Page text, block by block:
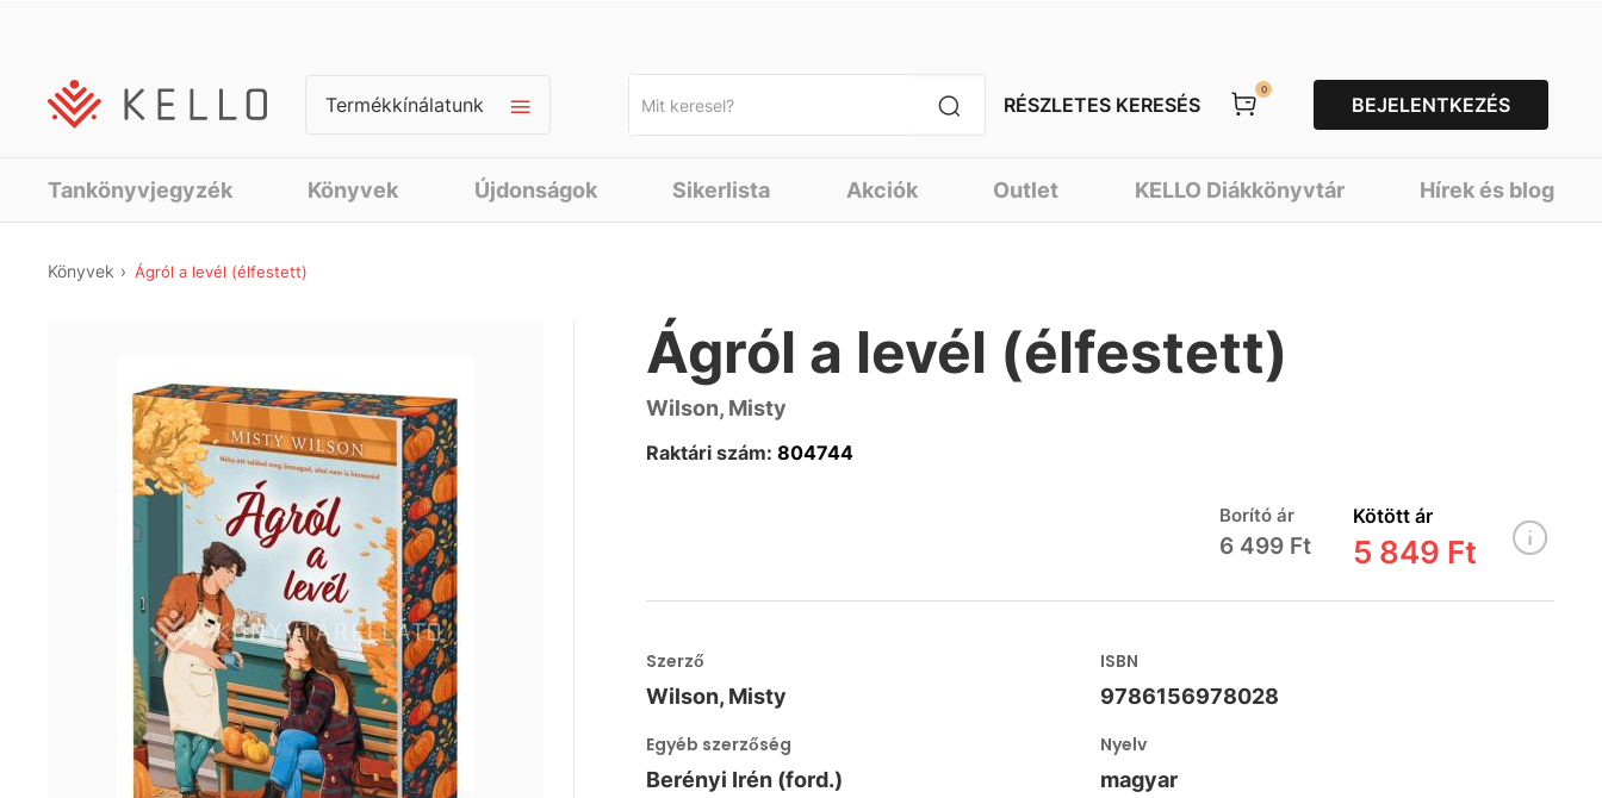
Termékkínálatunk RÉSZLETES KERESÉS
0
BEJELENTKEZÉS
Tankönyvjegyzék Könyvek Újdonságok Sikerlista Akciók Outlet KELLO Diákkönyvtár Hírek és blog
Könyvek Ágról a levél (élfestett)
Ágról a levél (élfestett)
Wilson, Misty
Raktári szám: 804744
Borító ár
6 499 Ft
Kötött ár
5 849 Ft
Szerző
Wilson, Misty
ISBN
9786156978028
Egyéb szerzőség
Berényi Irén (ford.)
Nyelv
magyar